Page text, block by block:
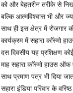
को और बेहतरीन तरीके से
बल्कि आत्मविश्वास भी और
साथ ही इस क्षेत्र में रोजगार
कार्यक्रम में सहारा काॅस्मो
दस दिवसीय यह प्रशिक्षण
माह सहारा काॅस्मो हाउस
साथ प्रमाण पत्र भी दिया
सहारा इंडिया परिवार के